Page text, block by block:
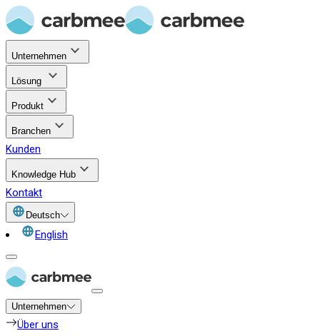
Unternehmen
Lösung
Produkt
Branchen
Kunden
Knowledge Hub
Kontakt
Deutsch
English
Unternehmen
Über uns